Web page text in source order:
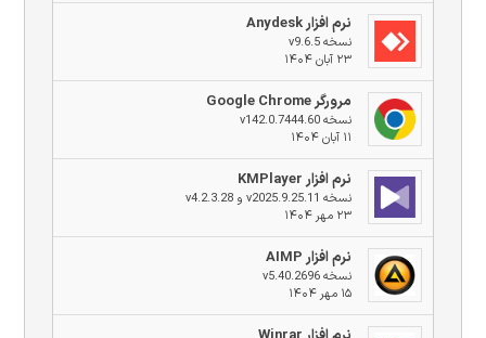
نرم افزار Anydesk
نسخه v9.6.5
۲۳ آبان ۱۴۰۴
مرورگر Google Chrome
نسخه v142.0.7444.60
۱۱ آبان ۱۴۰۴
نرم افزار KMPlayer
نسخه v2025.9.25.11 و v4.2.3.28
۲۳ مهر ۱۴۰۴
نرم افزار AIMP
نسخه v5.40.2696
۱۵ مهر ۱۴۰۴